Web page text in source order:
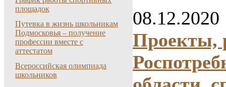
площадок
Путевка в жизнь школьникам
Подмосковья – получение
профессии вместе с
аттестатом
Всероссийская олимпиада
школьников
08.12.2020
Проекты,